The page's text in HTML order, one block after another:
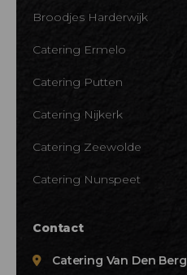
Broodjes Harderwijk
Catering Ermelo
Catering Putten
Catering Nijkerk
Catering Zeewolde
Catering Nunspeet
Contact
Catering Van Den Berg